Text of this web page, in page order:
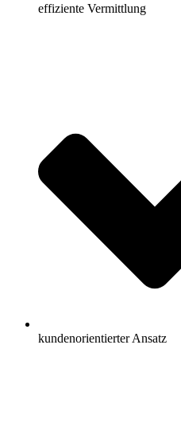
effiziente Vermittlung
kundenorientierter Ansatz